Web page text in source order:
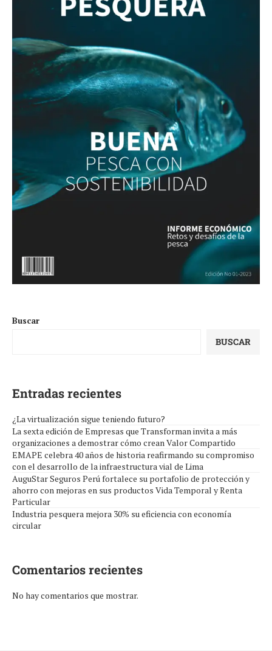
Buscar
BUSCAR
Entradas recientes
¿La virtualización sigue teniendo futuro?
La sexta edición de Empresas que Transforman invita a más
organizaciones a demostrar cómo crean Valor Compartido
EMAPE celebra 40 años de historia reafirmando su compromiso
con el desarrollo de la infraestructura vial de Lima
AuguStar Seguros Perú fortalece su portafolio de protección y
ahorro con mejoras en sus productos Vida Temporal y Renta
Particular
Industria pesquera mejora 30% su eficiencia con economía
circular
Comentarios recientes
No hay comentarios que mostrar.